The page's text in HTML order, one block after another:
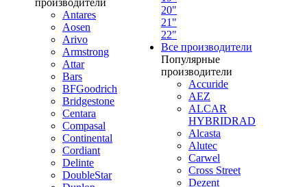
производители
Antares
Aosen
Arivo
Armstrong
Attar
Bars
BFGoodrich
Bridgestone
Centara
Compasal
Continental
Cordiant
Delinte
DoubleStar
20"
21"
22"
Все производители
Популярные
производители
Accuride
AEZ
ALCAR
HYBRIDRAD
Alcasta
Alutec
Carwel
Cross Street
Dezent